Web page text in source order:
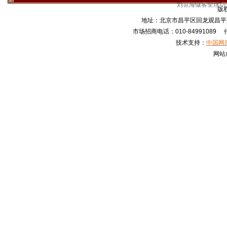
刘世海做客全球功
版
地址：北京市昌平区回龙观昌
市场招商电话：010-84991089
技术支持： 中国网
网